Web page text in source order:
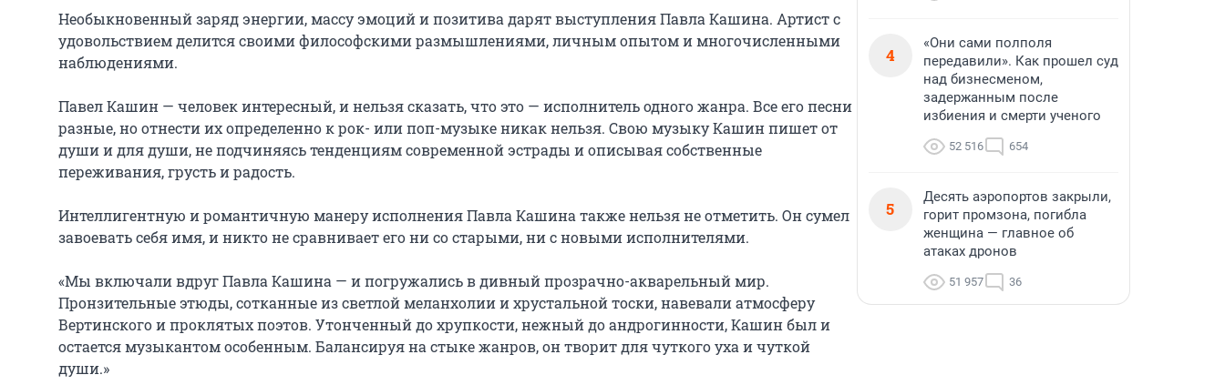
Необыкновенный заряд энергии, массу эмоций и позитива дарят выступления Павла Кашина. Артист с
удовольствием делится своими философскими размышлениями, личным опытом и многочисленными
наблюдениями.
Павел Кашин — человек интересный, и нельзя сказать, что это — исполнитель одного жанра. Все его песни
разные, но отнести их определенно к рок- или поп-музыке никак нельзя. Свою музыку Кашин пишет от
души и для души, не подчиняясь тенденциям современной эстрады и описывая собственные
переживания, грусть и радость.
Интеллигентную и романтичную манеру исполнения Павла Кашина также нельзя не отметить. Он сумел
завоевать себя имя, и никто не сравнивает его ни со старыми, ни с новыми исполнителями.
«Мы включали вдруг Павла Кашина — и погружались в дивный прозрачно-акварельный мир.
Пронзительные этюды, сотканные из светлой меланхолии и хрустальной тоски, навевали атмосферу
Вертинского и проклятых поэтов. Утонченный до хрупкости, нежный до андрогинности, Кашин был и
остается музыкантом особенным. Балансируя на стыке жанров, он творит для чуткого уха и чуткой
души.»
4
«Они сами полполя
передавили». Как прошел суд
над бизнесменом,
задержанным после
избиения и смерти ученого
52 516 654
5
Десять аэропортов закрыли,
горит промзона, погибла
женщина — главное об
атаках дронов
51 957 36